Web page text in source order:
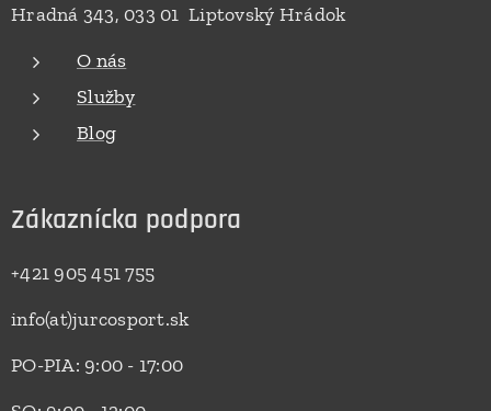
Hradná 343, 033 01 Liptovský Hrádok
O nás
Služby
Blog
Zákaznícka podpora
+421 905 451 755
info(at)jurcosport.sk
PO-PIA: 9:00 - 17:00